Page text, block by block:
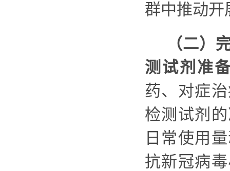
群中推动开
（二）
测试剂准
药、 对症
检测试剂
日常使用
抗新冠病